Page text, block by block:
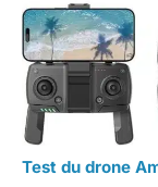
Test du drone